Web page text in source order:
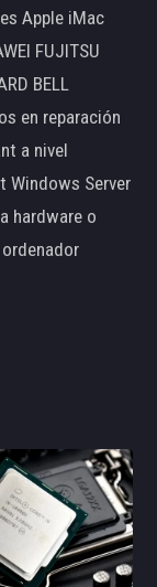
Apple iMac
FUJITSU
BELL
en reparación
a nivel
Windows Server
hardware o